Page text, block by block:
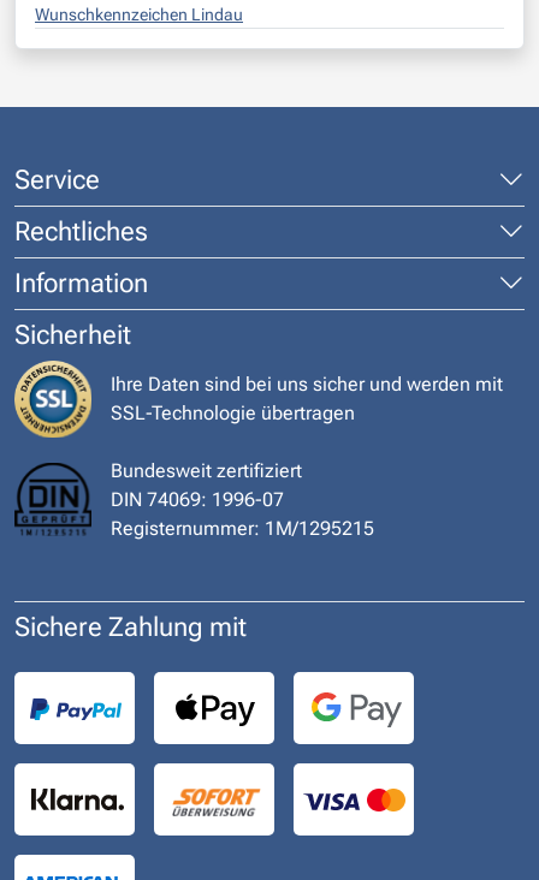
Wunschkennzeichen Lindau
Service
Rechtliches
Information
Sicherheit
Ihre Daten sind bei uns sicher und werden mit
SSL-Technologie übertragen
Bundesweit zertifiziert
DIN 74069: 1996-07
Registernummer: 1M/1295215
Sichere Zahlung mit